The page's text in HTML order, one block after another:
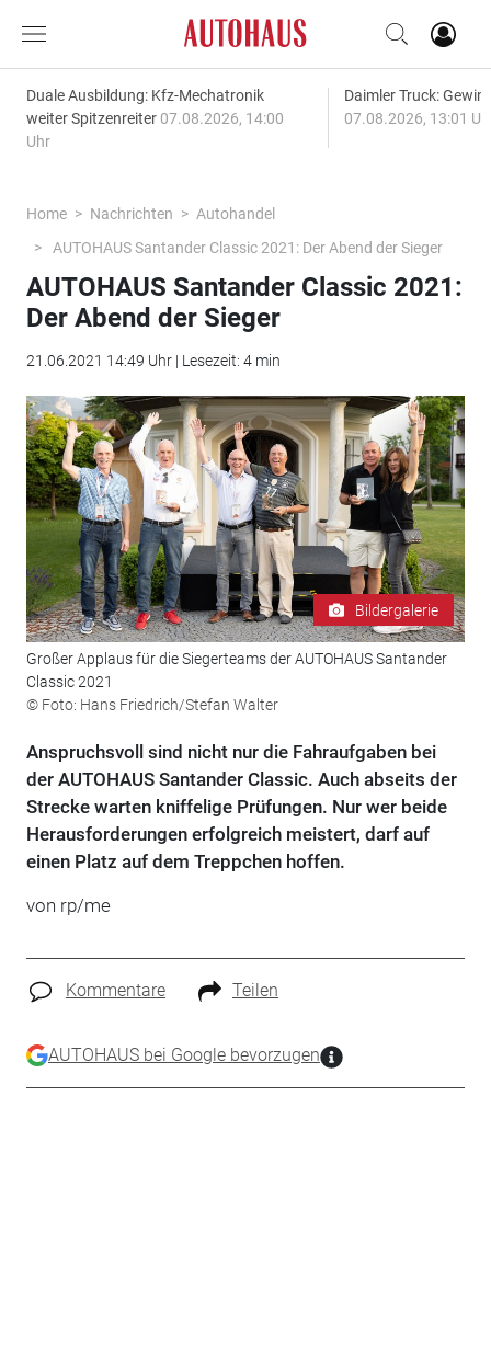
Duale Ausbildung: Kfz-Mechatronik
weiter Spitzenreiter 07.08.2026, 14:00
Uhr
Daimler Truck:
07.08.2026, 13:01
Home Nachrichten
Autohandel
AUTOHAUS Santander Classic 2021: Der Abend der Sieger
AUTOHAUS Santander Classic 2021:
Der Abend der Sieger
21.06.2021 14:49 Uhr | Lesezeit: 4 min
Bildergalerie
Großer Applaus für die Siegerteams der AUTOHAUS Santander
Classic 2021
© Foto: Hans Friedrich/Stefan Walter
Anspruchsvoll sind nicht nur die Fahraufgaben bei
der AUTOHAUS Santander Classic. Auch abseits der
Strecke warten kniffelige Prüfungen. Nur wer beide
Herausforderungen erfolgreich meistert, darf auf
einen Platz auf dem Treppchen hoffen.
von rp/me
Kommentare Teilen
AUTOHAUS bei Google bevorzugen